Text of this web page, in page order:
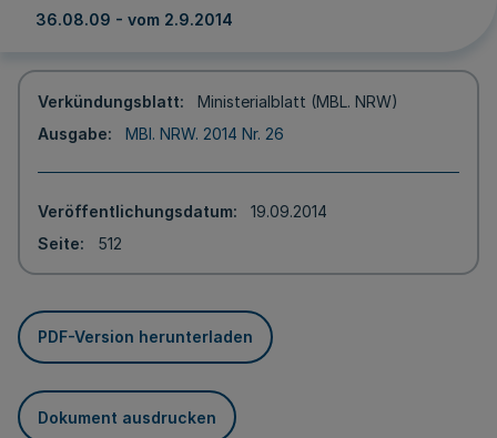
36.08.09 - vom 2.9.2014
Verkündungsblatt
Ministerialblatt (MBL. NRW)
Ausgabe
MBl. NRW. 2014 Nr. 26
Veröffentlichungsdatum
19.09.2014
Seite
512
PDF-Version herunterladen
Dokument ausdrucken